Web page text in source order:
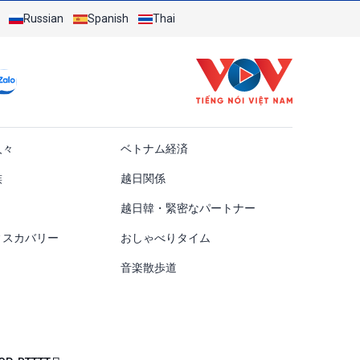
Russian Spanish Thai
ベトナム経済
越日関係
越日韓・緊密なパートナー
カバリー おしゃべりタイム
音楽散歩道